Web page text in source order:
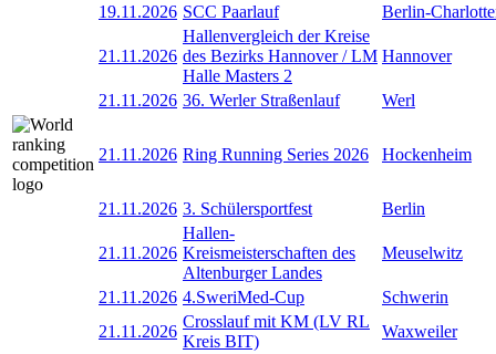
19.11.2026 SCC Paarlauf Berlin-
21.11.2026
Hallenvergleich der Kreise
des Bezirks Hannover / LM
Halle Masters 2
Hannover
21.11.2026 36. Werler Straßenlauf Werl
21.11.2026 Ring Running Series 2026 Hockenheim
21.11.2026 3. Schülersportfest Berlin
21.11.2026
Hallen-
Kreismeisterschaften des
Altenburger Landes
Meuselwitz
21.11.2026 4.SweriMed-Cup
Schwerin
21.11.2026
Crosslauf mit KM (LV RL
Kreis BIT)
Waxweiler